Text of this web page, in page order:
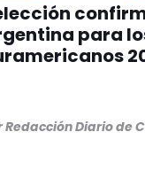
para
Redacción Diario de